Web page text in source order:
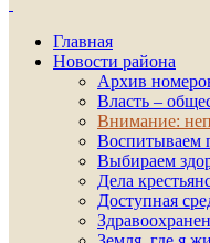
Главная
Новости района
Архив
Власть –
Внимание:
Воспитываем
Выбираем
Дела
Доступная